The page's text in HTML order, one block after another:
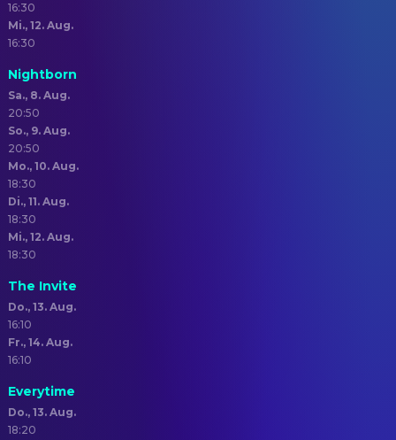
16:30
Mi., 12. Aug.
16:30
Nightborn
Sa., 8. Aug.
20:50
So., 9. Aug.
20:50
Mo., 10. Aug.
18:30
Di., 11. Aug.
18:30
Mi., 12. Aug.
18:30
The Invite
Do., 13. Aug.
16:10
Fr., 14. Aug.
16:10
Everytime
Do., 13. Aug.
18:20